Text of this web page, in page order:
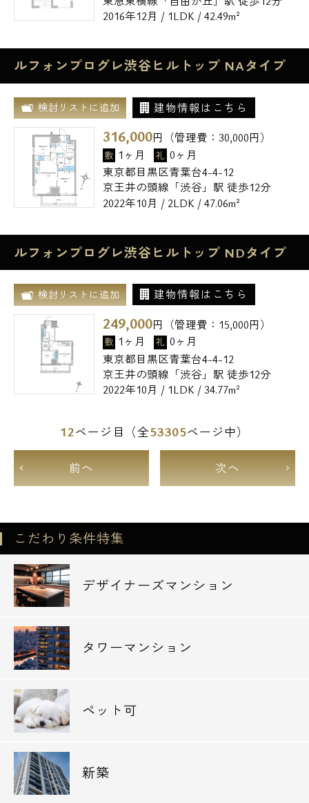
2016年12月 / 1LDK / 42.49m²
ルフォンプログレ渋谷ヒルトップ NAタイプ
検討リストに追加 建物情報はこちら
316,000円（管理費： 30,000円）
敷 1ヶ月 礼 0ヶ月
東京都目黒区青葉台4-4-12
京王井の頭線「渋谷」駅 徒歩12分
2022年10月 / 2LDK / 47.06m²
ルフォンプログレ渋谷ヒルトップ NDタイプ
検討リストに追加 建物情報はこちら
249,000円（管理費： 15,000円）
敷 1ヶ月 礼 0ヶ月
東京都目黒区青葉台4-4-12
京王井の頭線「渋谷」駅 徒歩12分
2022年10月 / 1LDK / 34.77m²
12ページ目（全53305ページ中）
前へ 次へ
こだわり条件特集
デザイナーズマンション
タワーマンション
ペット可
新築
電話でお問い合わせ